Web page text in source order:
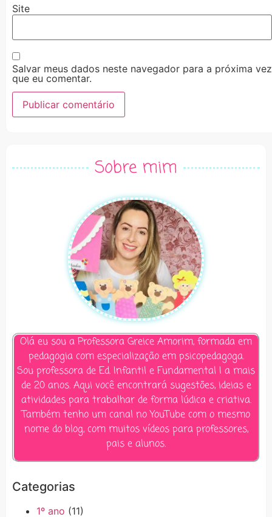
Site
Salvar meus dados neste navegador para a próxima vez
que eu comentar.
Sobre mim
Olá eu sou a Professora Greice Amorim, formada em
pedagogia com especialização em psicopedagoga.
Sou professora de Ed. Infantil e Fundamental I a mais
de 20 anos. Aqui você encontrará sugestões, ideias e
atividades para trabalhar de forma lúdica e criativa.
Também tenho um canal no YouTube com o mesmo
nome do blog, com muitos vídeos para professores,
pais e alunos.
Categorias
1º ano (11)